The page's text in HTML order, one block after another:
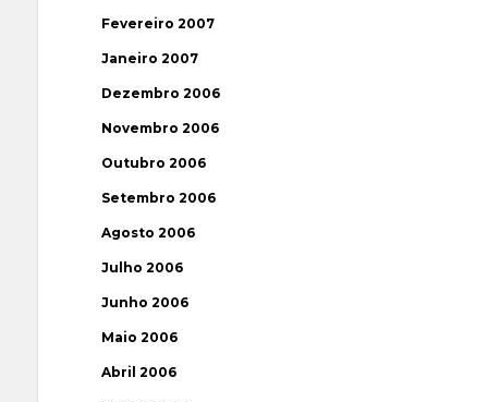
Fevereiro 2007
Janeiro 2007
Dezembro 2006
Novembro 2006
Outubro 2006
Setembro 2006
Agosto 2006
Julho 2006
Junho 2006
Maio 2006
Abril 2006